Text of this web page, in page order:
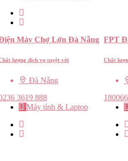
Máy Chợ Lớn Đà Nẵng
lượng dịch vụ tuyệt vời
Đà Nẵng
3619 888
Máy tính & Laptop
FPT
Chất